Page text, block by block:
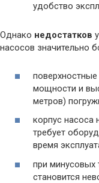
удобство
Однако недостатков
насосов значительно
мощности и
метров)
корпус насоса
требует
время
при минусовых
становится